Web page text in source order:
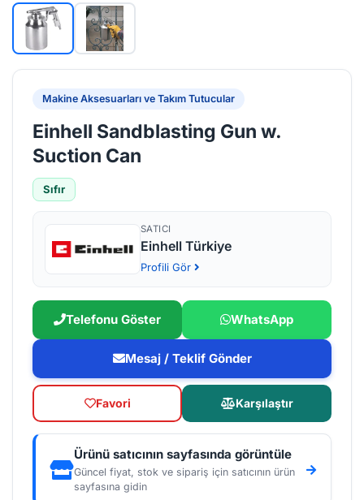
Makine Aksesuarları ve Takım Tutucular
Einhell Sandblasting Gun w.
Suction Can
Sıfır
SATICI
Einhell Türkiye
Profili Gör
Telefonu Göster WhatsApp
Mesaj / Teklif Gönder
Favori Karşılaştır
Ürünü satıcının sayfasında görüntüle
Güncel fiyat, stok ve sipariş için satıcının ürün
sayfasına gidin